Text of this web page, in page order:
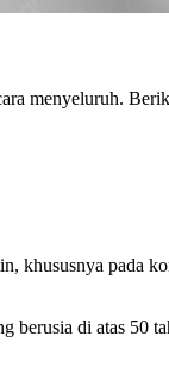
menyeluruh.
khususnya pada
berusia di atas